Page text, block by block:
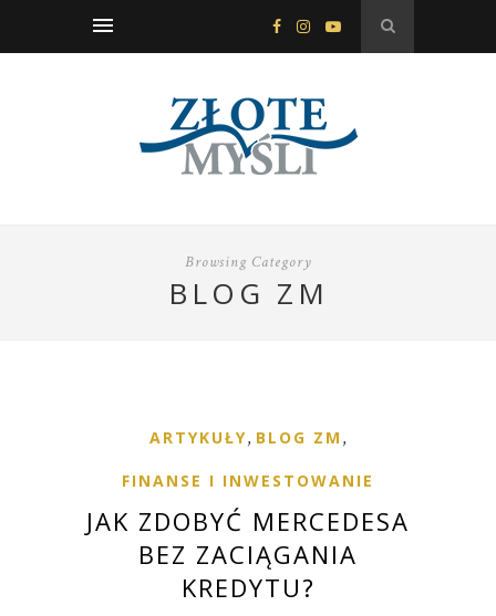
Browsing Category
BLOG ZM
ARTYKUŁY, BLOG ZM ,
FINANSE I INWESTOWANIE
JAK ZDOBYĆ MERCEDESA
BEZ ZACIĄGANIA
KREDYTU?